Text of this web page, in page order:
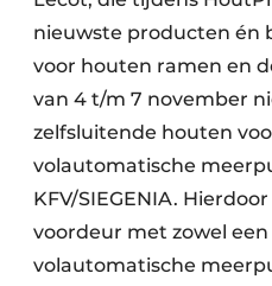
nieuwste producten én
voor houten ramen en
van 4 t/m 7 november
zelfsluitende houten
volautomatische
KFV/SIEGENIA.
voordeur met zowel
volautomatische